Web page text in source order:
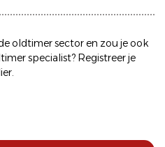
oldtimer sector en zou je ook
specialist? Registreer je
.